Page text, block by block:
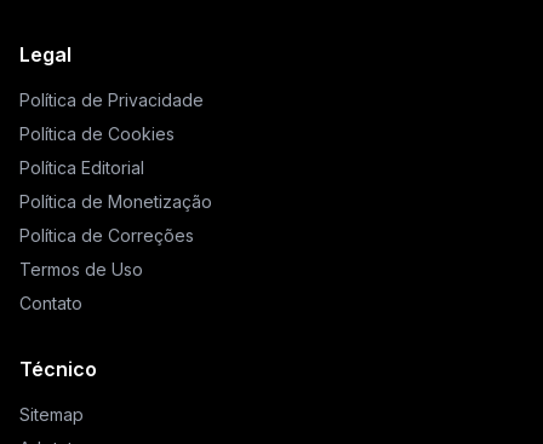
Legal
Política de Privacidade
Política de Cookies
Política Editorial
Política de Monetização
Política de Correções
Termos de Uso
Contato
Técnico
Sitemap